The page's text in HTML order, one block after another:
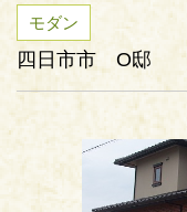
モダン
四日市市 O邸